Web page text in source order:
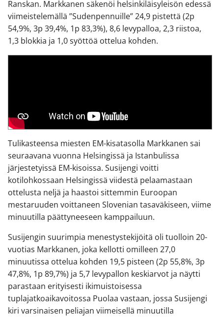
Ranskan. Markkanen säkenöi helsinkiläisyleisön edessä
viimeistelemällä ”Sudenpennuille” 24,9 pistettä (2p
54,9%, 3p 39,4%, 1p 83,3%), 8,6 levypalloa, 2,3 riistoa,
1,3 blokkia ja 1,0 syöttöä ottelua kohden.
Tulikasteensa miesten EM-kisatasolla Markkanen sai
seuraavana vuonna Helsingissä ja Istanbulissa
järjestetyissä EM-kisoissa. Susijengi voitti
kotilohkossaan Helsingissä viidestä pelaamastaan
ottelusta neljä ja haastoi sittemmin Euroopan
mestaruuden voittaneen Slovenian tasaväkiseen, viime
minuutilla päättyneeseen kamppailuun.
Susijengin suurimpia menestystekijöitä oli tuolloin 20-
vuotias Markkanen, joka kellotti omilleen 27,0
minuutissa ottelua kohden 19,5 pisteen (2p 55,8%, 3p
47,8%, 1p 89,7%) ja 5,7 levypallon keskiarvot ja näytti
parastaan erityisesti ikimuistoisessa
tuplajatkoaikavoitossa Puolaa vastaan, jossa Susijengi
kiri varsinaisen peliajan viimeisellä minuutilla